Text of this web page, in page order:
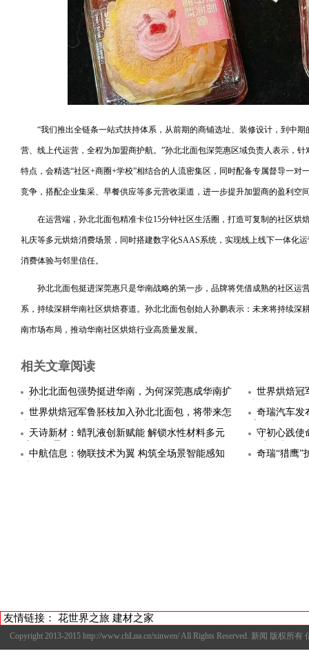
“我们推出全链条一站式扶持体系，从前期的商铺选址、装修设计，到中
营、线上代运营，全程为加盟商护航。”孙北北面包深莞惠区域负责人表示，
特点，会精选“社区+商圈+学校”相结合的人流密集区，同时配备专属督导一对
竞争，搭配企业集采、早餐供应等多元营收渠道，进一步提升加盟商的盈利空
在运营端，孙北北面包精准卡位15分钟社区生活圈，打造可复制的社区烘
礼庆等多元烘焙消费场景，同时搭建数字化SAAS系统，实现线上线下一体化
消费体验与邻里信任。
孙北北面包挺进深莞惠只是华南战略的第一步，品牌将凭借成熟的社区运
系，持续深耕华南社区烘焙赛道。孙北北面包创始人孙鹏表示：未来将持续深
南市场布局，推动华南社区烘焙行业高质量发展。
相关文章阅读
孙北北面包强势挺进华南，为何深莞惠成华南扩
世界烘焙冠
世界烘焙冠军鲁胚枝加入孙北北面包，将带来怎
奇瑞汽车发
天诗新材：蜡乳液创新赋能 解锁水性材料多元
守初心践
中航信息：物联技术为翼 构筑全场景智能感知
奇瑞“猎鹰”
友情链接： 花世界之旅 建材之家
Copyright 2013-2015 http://www.chLna.cn/xinwen/ All Rights Reserved. 新闻 版权